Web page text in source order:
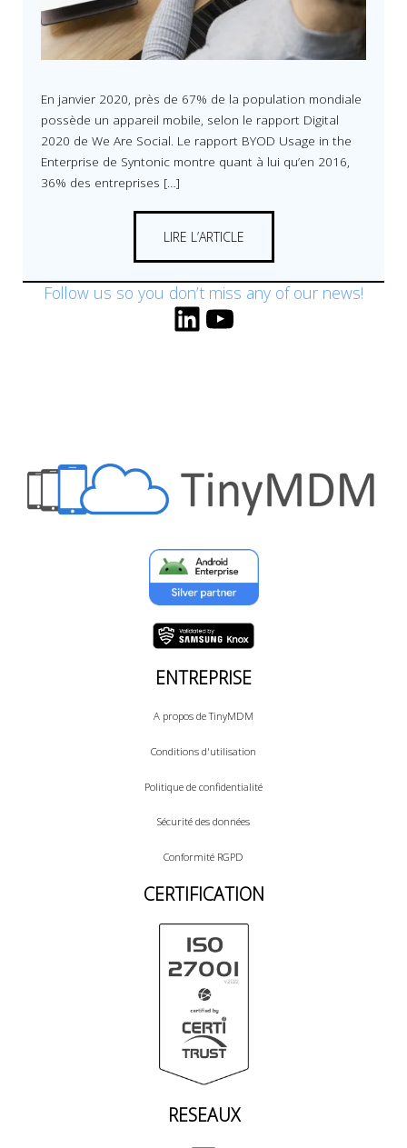
En janvier 2020, près de 67% de la population mondiale
possède un appareil mobile, selon le rapport Digital
2020 de We Are Social. Le rapport BYOD Usage in the
Enterprise de Syntonicmontre quant à lui qu’en 2016,
36% des entreprises […]
LIRE L’ARTICLE
Follow us so you don’t miss any of our news!
LinkedIn
YouTube
ENTREPRISE
A propos de TinyMDM
Conditions d'utilisation
Politique de confidentialité
Sécurité des données
Conformité RGPD
CERTIFICATION
RESEAUX